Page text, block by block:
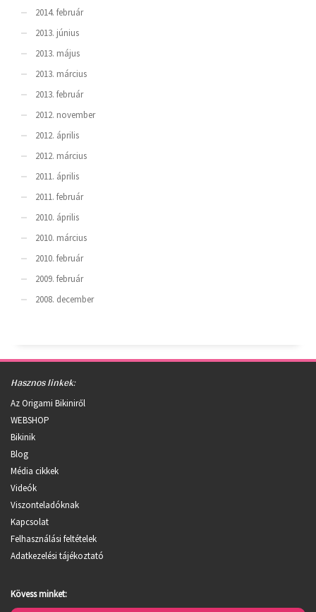
2014. február
2013. június
2013. május
2013. március
2013. február
2012. november
2012. április
2012. március
2011. április
2011. február
2010. április
2010. március
2010. február
2009. február
2008. december
Hasznos linkek:
Az Origami Bikiniről
WEBSHOP
Bikinik
Blog
Média cikkek
Videók
Viszonteladóknak
Kapcsolat
Felhasználási feltételek
Adatkezelési tájékoztató
Kövess minket: